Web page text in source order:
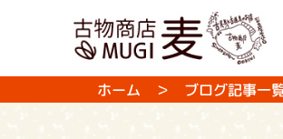
ホーム ＞ ブログ記事一